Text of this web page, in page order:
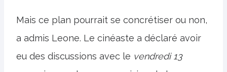
Mais ce plan pourrait se concrétiser ou non,
a admis Leone. Le cinéaste a déclaré avoir
eu des discussions avec le vendredi 13